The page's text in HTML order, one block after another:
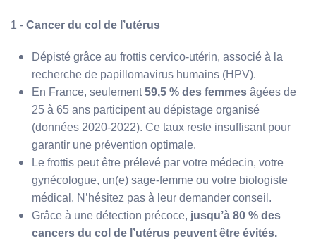
1 - Cancer du col de l’utérus
Dépisté grâce au frottis cervico-utérin, associé à la
recherche de papillomavirus humains (HPV).
En France, seulement59,5 % des femmes âgées de
25 à 65 ans participent au dépistage organisé
(données 2020-2022). Ce taux reste insuffisant pour
garantir une prévention optimale.
Le frottis peut être prélevé par votre médecin, votre
gynécologue, un(e) sage-femme ou votre biologiste
médical. N’hésitez pas à leur demander conseil.
Grâce à une détection précoce, jusqu’à 80 % des
cancers du col de l’utérus peuvent être évités.